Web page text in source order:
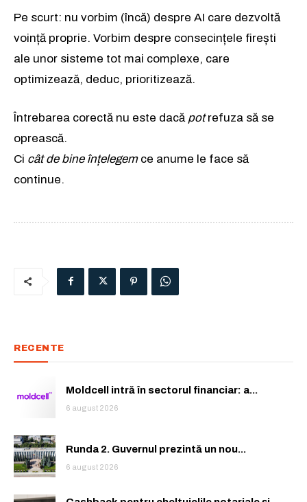
Pe scurt: nu vorbim (încă) despre AI care dezvoltă
voință proprie. Vorbim despre consecințele firești
ale unor sisteme tot mai complexe, care
optimizează, deduc, prioritizează.
Întrebarea corectă nu este dacă potrefuza să se
oprească.
Ci cât de bine înțelegemce anume le face să
continue.
RECENTE
Moldcell intră în sectorul financiar: a...
6 august 2026
Runda 2. Guvernul prezintă un nou...
6 august 2026